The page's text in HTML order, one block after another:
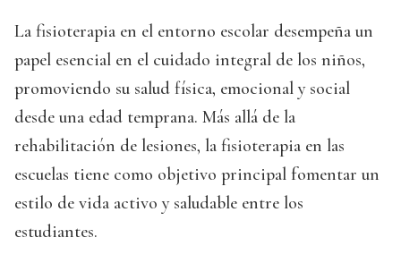
La fisioterapia en el entorno escolar desempeña un
papel esencial en el cuidado integral de los niños,
promoviendo su salud física, emocional y social
desde una edad temprana. Más allá de la
rehabilitación de lesiones, la fisioterapia en las
escuelas tiene como objetivo principal fomentar un
estilo de vida activo y saludable entre los
estudiantes.